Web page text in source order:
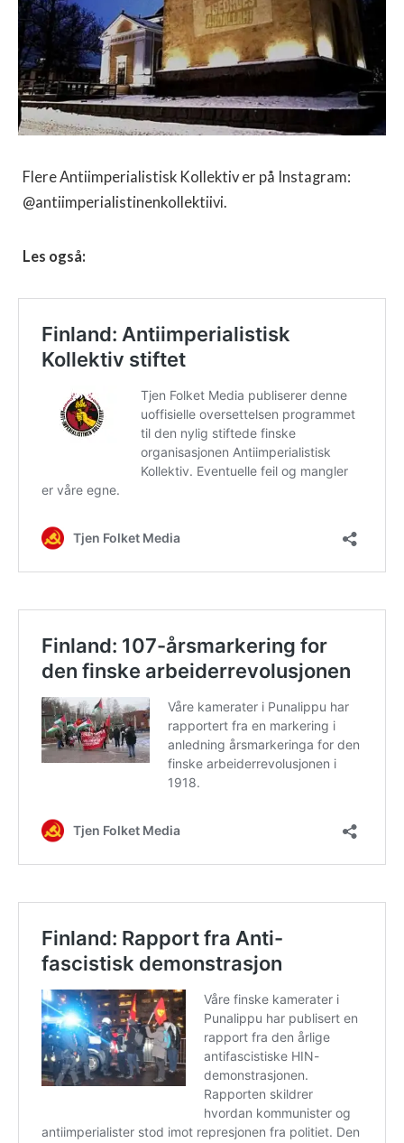
Flere Antiimperialistisk Kollektiv er på Instagram:
@antiimperialistinenkollektiivi.
Les også: